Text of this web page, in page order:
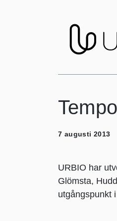
7 augusti 2013
URBIO har
Glömsta,
utgångspunkt